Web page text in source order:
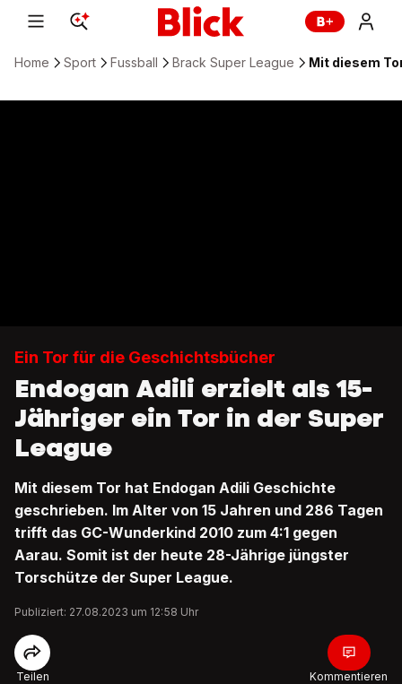
Home Sport Fussball Brack Super League Mit diesem
Ein Tor für die Geschichtsbücher
Endogan Adili erzielt als 15-
Jähriger ein Tor in der Super
League
Mit diesem Tor hat Endogan Adili Geschichte
geschrieben. Im Alter von 15 Jahren und 286 Tagen
trifft das GC-Wunderkind 2010 zum 4:1 gegen
Aarau. Somit ist der heute 28-Jährige jüngster
Torschütze der Super League.
Publiziert: 27.08.2023 um 12:58 Uhr
Teilen Kommentieren